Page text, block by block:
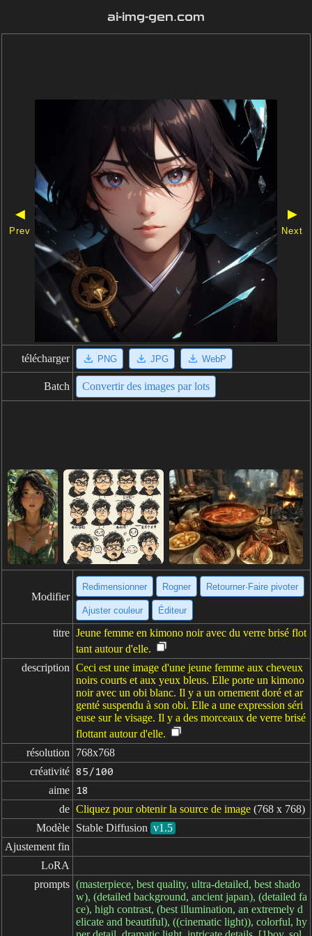
ai-img-gen.com
◀
Prev
▶
Next
télécharger PNG JPG WebP
Batch Convertir des images par lots
Modifier
Redimensionner Rogner Retourner·Faire pivoter
Ajuster couleur Éditeur
titre Jeune femme en kimono noir avec du verre brisé flot
tant autour d'elle.
description Ceci est une image d'une jeune femme aux cheveux
noirs courts et aux yeux bleus. Elle porte un kimono
noir avec un obi blanc. Il y a un ornement doré et ar
genté suspendu à son obi. Elle a une expression séri
euse sur le visage. Il y a des morceaux de verre brisé
flottant autour d'elle.
résolution
768x768
créativité 85/100
aime 18
de Cliquez pour obtenir la source de image (768 x 768)
Modèle Stable Diffusion v1.5
Ajustement fin
LoRA
prompts (masterpiece, best quality, ultra-detailed, best shado
w), (detailed background, ancient japan), (detailed fa
ce), high contrast, (best illumination, an extremely d
elicate and beautiful), ((cinematic light)), colorful, hy